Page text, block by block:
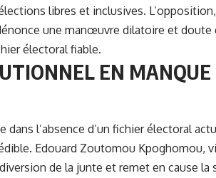
libres et inclusives.
une manœuvre dilatoire et doute
électoral fiable.
EN MANQUE
dans l’absence d’un fichier électoral
Edouard Zoutomou Kpoghomou,
de la junte et remet en cause la